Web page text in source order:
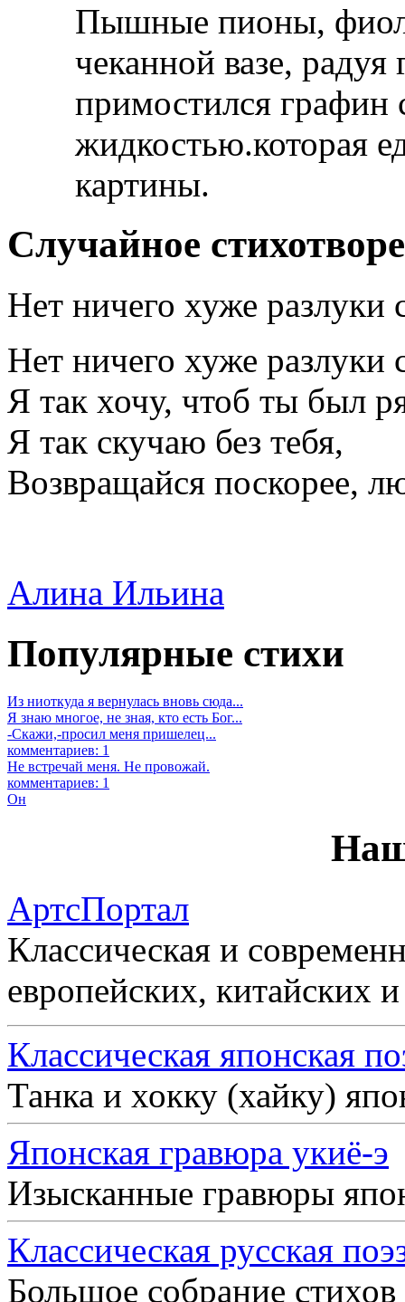
Пышные пионы,
чеканной вазе,
примостился графин
жидкостью.которая
картины.
Случайное
Нет ничего хуже разлуки
Нет ничего хуже разлуки
Я так хочу, чтоб ты был
Я так скучаю без тебя,
Возвращайся поскорее,
Алина Ильина
Популярные стихи
Из ниоткуда я вернулась вновь сюда...
Я знаю многое, не зная, кто есть Бог...
-Скажи,-просил меня пришелец...
комментариев: 1
Не встречай меня. Не провожай.
комментариев: 1
Он
АртсПортал
Классическая и
европейских, китайских
Классическая японская
Танка и хокку (хайку)
Японская гравюра укиё-э
Изысканные гравюры
Классическая русская
Большое собрание